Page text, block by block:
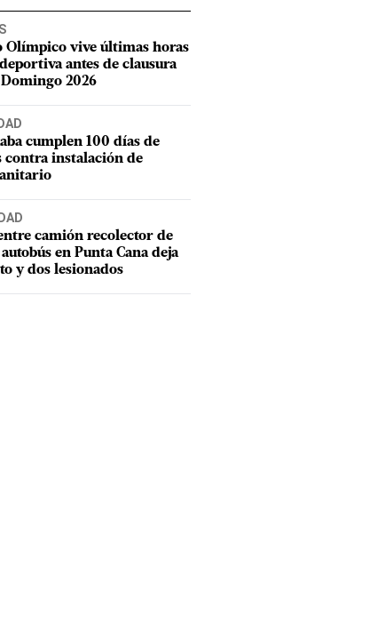
Olímpico vive últimas horas
antes de clausura
2026
cumplen 100 días de
contra instalación de
camión recolector de
en Punta Cana deja
y dos lesionados